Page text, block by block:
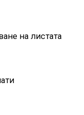
на листата